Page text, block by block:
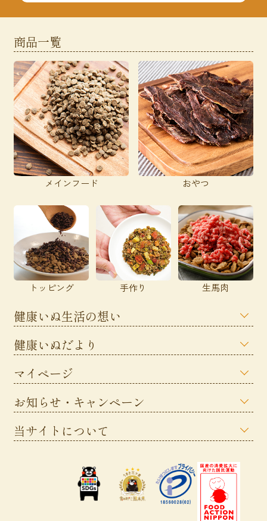
商品一覧
メインフード おやつ
トッピング 手作り 生馬肉
健康いぬ生活の想い
健康いぬだより
マイページ
お知らせ・キャンペーン
当サイトについて